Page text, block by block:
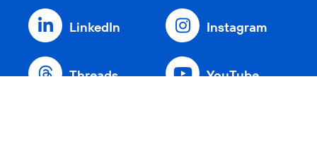
LinkedIn Instagram
Threads YouTube